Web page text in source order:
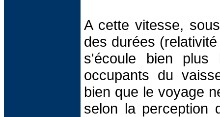
A cette vitesse,
des durées
s'écoule bien plus
occupants du
bien que le voyage
selon la perception